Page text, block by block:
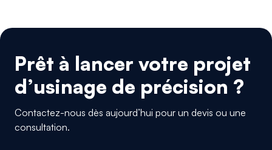
Prêt à lancer votre projet
d’usinage de précision ?
Contactez-nous dès aujourd’hui pour un devis ou une
consultation.